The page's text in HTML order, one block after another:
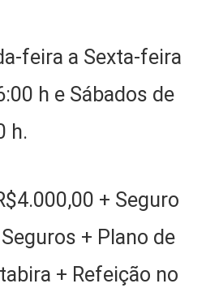
feira a Sexta-feira
h e Sábados de
h.
+ Seguro
+ Plano de
+ Refeição no